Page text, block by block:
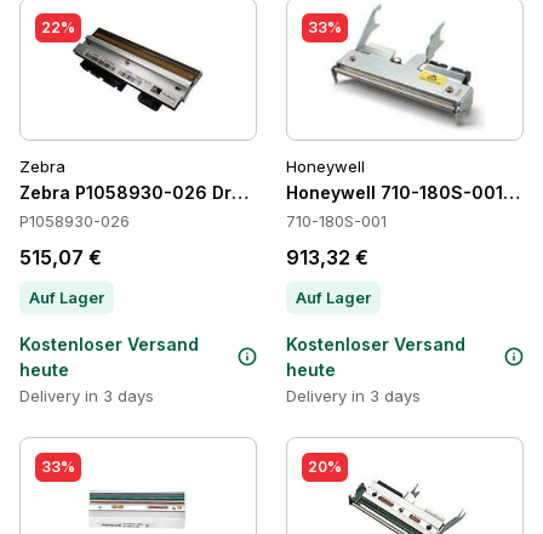
22%
Zebra
Zebra P1058930-026 Druckköpfe
P1058930-026
515,07 €
Auf Lager
Kostenloser Versand
heute
Delivery in 3 days
33%
Honeywell
Honeywell 710-180S-001
710-180S-001
913,32 €
Auf Lager
Kostenloser Versand
heute
Delivery in 3 days
33% 20%